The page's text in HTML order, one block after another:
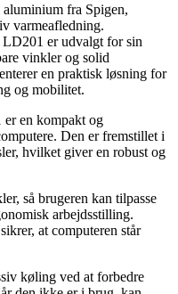
fra Spigen,
varmeafledning.
er udvalgt for sin
vinkler og solid
en praktisk løsning for
og mobilitet.
en kompakt og
Den er fremstillet i
hvilket giver en robust og
så brugeren kan tilpasse
arbejdsstilling.
at computeren står
køling ved at forbedre